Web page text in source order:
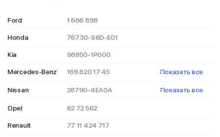
Ford 1 686 898
Honda 76730-S6D-E01
Kia 98850-1P000
Mercedes-Benz
169 820 17 45
212 820 19 45
A 212 820 19 45
Показать все
Nissan
28790-4EA0A
AY003-H30AR
Показать все
Opel 62 72 562
Renault 77 11 424 717